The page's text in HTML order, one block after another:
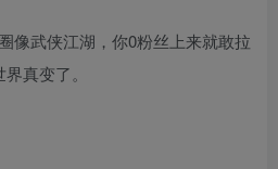
像武侠江湖，你0粉丝上来就敢拉
真变了。